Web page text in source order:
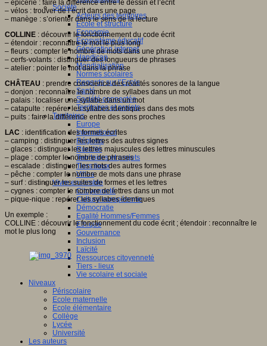
Société
Acteurs des territoires
Ecole et structure
Economie
Ecosystème éducatif
Génération internet
Handicap
Mondialisation
Normes scolaires
Regards sur l’Ecole
Santé
Société connectée
Territoires et projets
Territoires
Europe
International
Régions
Ruralité
Territoires et projets
Tiers lieux
Villes
Vivre ensemble
Citoyenneté
Culture européenne
Démocratie
Egalité Hommes/Femmes
Ethique
Gouvernance
Inclusion
Laïcité
Ressources citoyenneté
Tiers - lieux
Vie scolaire et sociale
Niveaux
Périscolaire
Ecole maternelle
Ecole élémentaire
Collège
Lycée
Université
Les auteurs
– épicerie : faire la différence entre le dessin et l’écrit
– vélos : trouver de l’écrit dans une page
– manège : s’orienter dans le sens de la lecture
COLLINE : découvrir le fonctionnement du code écrit
– étendoir : reconnaître le mot le plus long
– fleurs : compter le nombre de mots dans une phrase
– cerfs-volants : distinguer des longueurs de phrases
– atelier : pointer le mot dans la phrase
CHÂTEAU : prendre conscience des réalités sonores de la langue
– donjon : reconnaître le nombre de syllabes dans un mot
– palais : localiser une syllabe dans un mot
– catapulte : repérer les syllabes identiques dans des mots
– puits : faire la différence entre des sons proches
LAC : identification des formes écrites
– camping : distinguer les lettres des autres signes
– glaces : distinguer les lettres majuscules des lettres minuscules
– plage : compter le nombre de phrases
– escalade : distinguer les mots des autres formes
– pêche : compter le nombre de mots dans une phrase
– surf : distinguer les suites de formes et les lettres
– cygnes : compter le nombre de lettres dans un mot
– pique-nique : repérer les syllabes identiques
Un exemple :
COLLINE : découvrir le fonctionnement du code écrit ; étendoir : reconnaître le
mot le plus long